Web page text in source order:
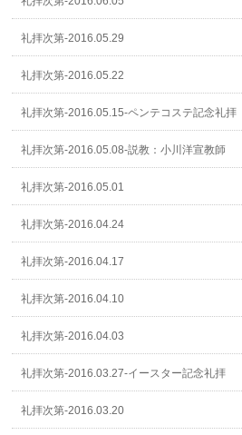
礼拝次第-2016.05.29
礼拝次第-2016.05.22
礼拝次第-2016.05.15-ペンテコステ記念礼拝
礼拝次第-2016.05.08-説教：小川洋宣教師
礼拝次第-2016.05.01
礼拝次第-2016.04.24
礼拝次第-2016.04.17
礼拝次第-2016.04.10
礼拝次第-2016.04.03
礼拝次第-2016.03.27-イースター記念礼拝
礼拝次第-2016.03.20